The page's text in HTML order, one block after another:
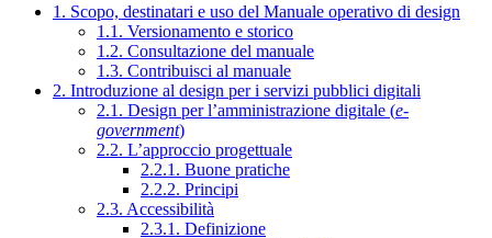
1. Scopo, destinatari e uso del Manuale operativo di design
1.1. Versionamento e storico
1.2. Consultazione del manuale
1.3. Contribuisci al manuale
2. Introduzione al design per i servizi pubblici digitali
2.1. Design per l’amministrazione digitale (e-
government)
2.2. L’approccio progettuale
2.2.1. Buone pratiche
2.2.2. Principi
2.3. Accessibilità
2.3.1. Definizione